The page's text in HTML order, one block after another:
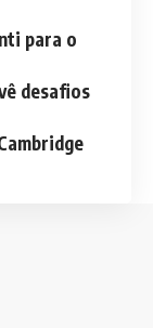
para o
desafios